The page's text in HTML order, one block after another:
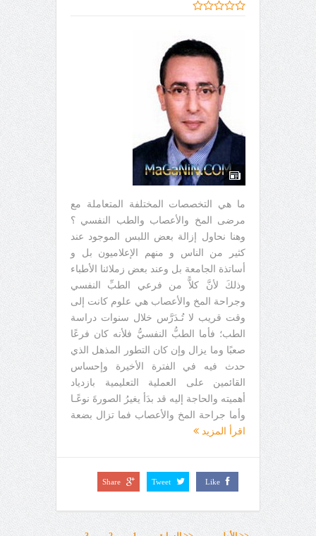
ما هي التخصصات المختلفة المتعاملة مع
مرضى المخ والأعصاب والطب النفسي ؟
وهنا نحاول إزالة بعض اللبس الموجود عند
كثير من الناس و منهم الإعلاميون بل و
أساتذة الجامعة بل وعند بعض زملائنا الأطباء
وذلكَ لأنَّ كلاًّ من فرعي الطبِّ النفسي
وجراحة المخ والأعصاب هي علوم كانت إلى
وقت قريب لا تُـدَرَّس خلال سنوات دراسة
الطب؛ فأما الطبُّ النفسيُّ فلأنه كان فرعًا
صعبًا وما يزال وإن كان التطور المذهل الذي
حدث فيه في الفترة الأخيرة وإحساس
القائمين على العملية التعليمية بازدياد
أهميته والحاجة إليه قد بدَأ يغيرُ الصورةَ نوعًـا
وأما جراحة المخ والأعصاب فما تزال بضعة
اقرأ المزيد
Like
Tweet
Share